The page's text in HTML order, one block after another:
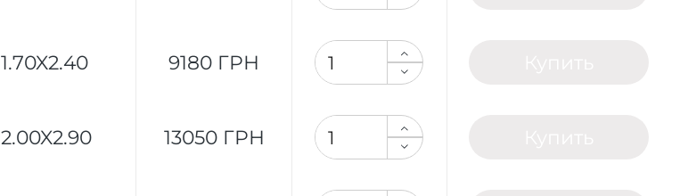
1.70X2.40 9180 ГРН
2.00X2.90 13050 ГРН